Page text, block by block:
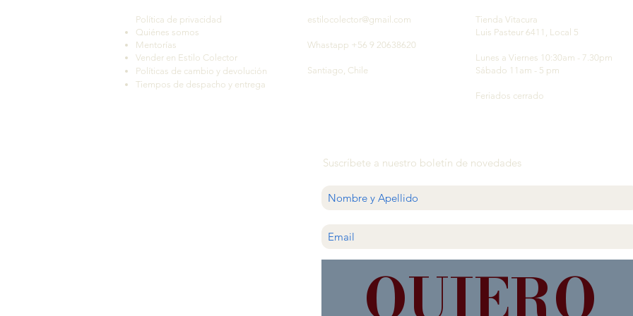
Política de privacidad
Quiénes somos
Mentorías
Vender en Estilo Colector
Políticas de cambio y devolución
Tiempos de despacho y entrega
estilocolector@gmail.com
Whastapp +56 9 20638620
Santiago, Chile
Tienda Vitacura
Luis Pasteur 6411, Local 5
Lunes a Viernes 10:30am - 7.30pm
Sábado 11am - 5 pm
Feriados cerrado
Suscríbete a nuestro boletín de novedades